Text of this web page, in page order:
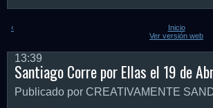
‹
Inicio
Ver versión web
13:39
Santiago Corre por Ellas el 19 de
Publicado por CREATIVAMENTE